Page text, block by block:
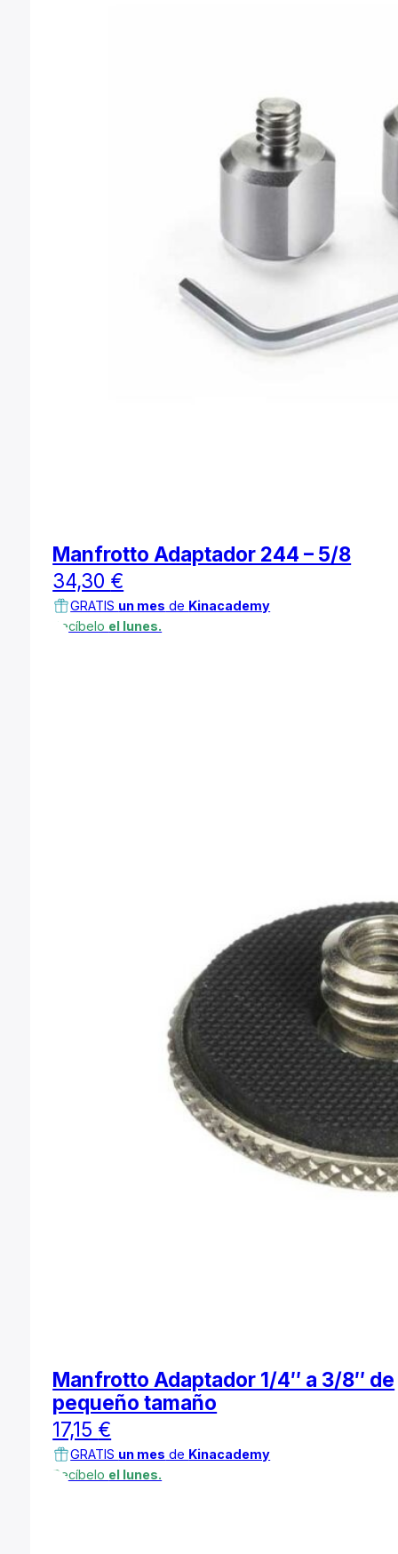
Manfrotto Adaptador 244 – 5/8
34,30 €
GRATIS un mes de Kinacademy
Recíbelo el lunes.
Manfrotto Adaptador 1/4″ a 3/8″ de
pequeño tamaño
17,15 €
GRATIS un mes de Kinacademy
Recíbelo el lunes.